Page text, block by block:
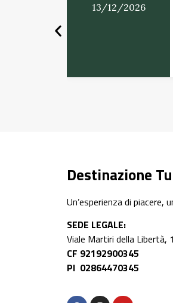
13/12/2026
Destinazione
Un’esperienza di piacere,
SEDE LEGALE:
Viale Martiri della Libertà,
CF 92192900345
PI 02864470345